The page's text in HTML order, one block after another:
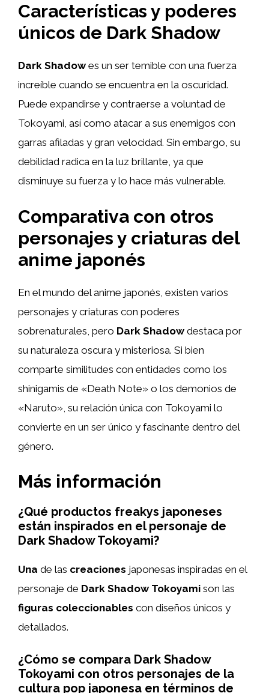
Características y poderes
únicos de Dark Shadow
Dark Shadow es un ser temible con una fuerza
increíble cuando se encuentra en la oscuridad.
Puede expandirse y contraerse a voluntad de
Tokoyami, así como atacar a sus enemigos con
garras afiladas y gran velocidad. Sin embargo, su
debilidad radica en la luz brillante, ya que
disminuye su fuerza y lo hace más vulnerable.
Comparativa con otros
personajes y criaturas del
anime japonés
En el mundo del anime japonés, existen varios
personajes y criaturas con poderes
sobrenaturales, pero Dark Shadow destaca por
su naturaleza oscura y misteriosa. Si bien
comparte similitudes con entidades como los
shinigamis de «Death Note» o los demonios de
«Naruto», su relación única con Tokoyami lo
convierte en un ser único y fascinante dentro del
género.
Más información
¿Qué productos freakys japoneses
están inspirados en el personaje de
Dark Shadow Tokoyami?
Una de las creaciones japonesas inspiradas en el
personaje de Dark Shadow Tokoyami son las
figuras coleccionables con diseños únicos y
detallados.
¿Cómo se compara Dark Shadow
Tokoyami con otros personajes de la
cultura pop japonesa en términos de